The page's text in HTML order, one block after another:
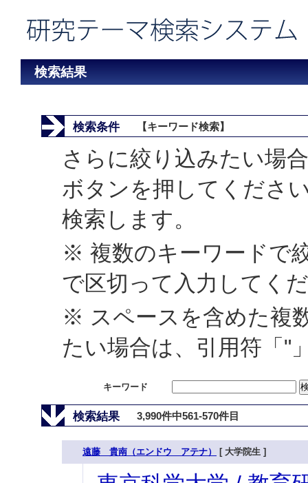
検索結果
検索条件 【キーワード検索】
さらに絞り込みたい場
ボタンを押してくださ
検索します。
※ 複数のキーワードで
で区切って入力してく
※ スペースを含めた複
たい場合は、引用符「"
キーワード
検索結果 3,990件中561-570件目
遠藤 貴南（エンドウ アテナ） [ 大学院生 ]